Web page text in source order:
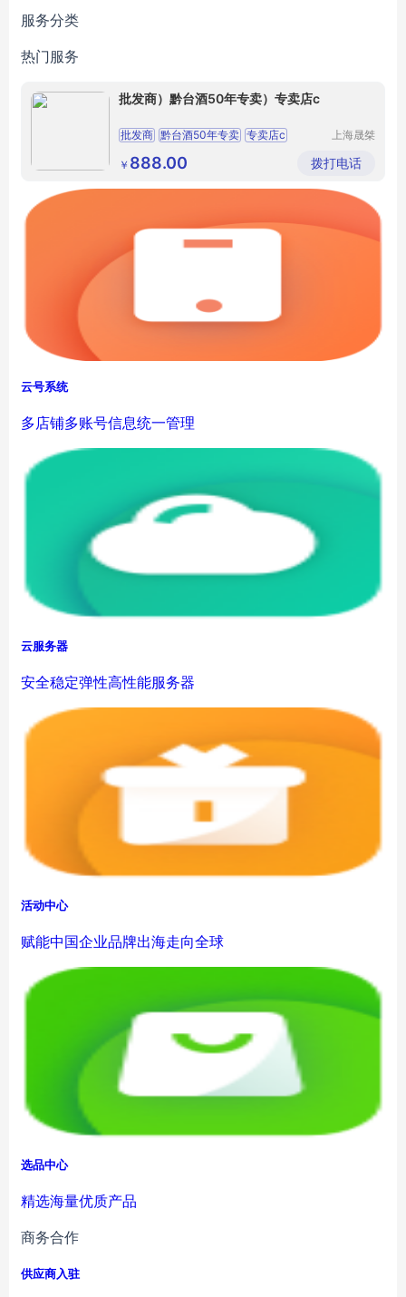
服务分类
热门服务
批发商）黔台酒50年专卖）专卖店c
批发商 黔台酒50年专卖 专卖店c
上海晟桀
公司
￥ 888.00 拨打电话
云号系统
多店铺多账号信息统一管理
云服务器
安全稳定弹性高性能服务器
活动中心
赋能中国企业品牌出海走向全球
选品中心
精选海量优质产品
商务合作
供应商入驻